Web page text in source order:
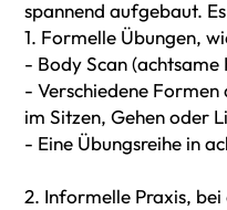
spannend aufgebaut.
1. Formelle Übungen,
- Body Scan
- Verschiedene
im Sitzen, Gehen oder
- Eine Übungsreihe in
2. Informelle Praxis,